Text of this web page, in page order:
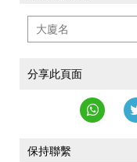
分享此頁面
保持聯繫